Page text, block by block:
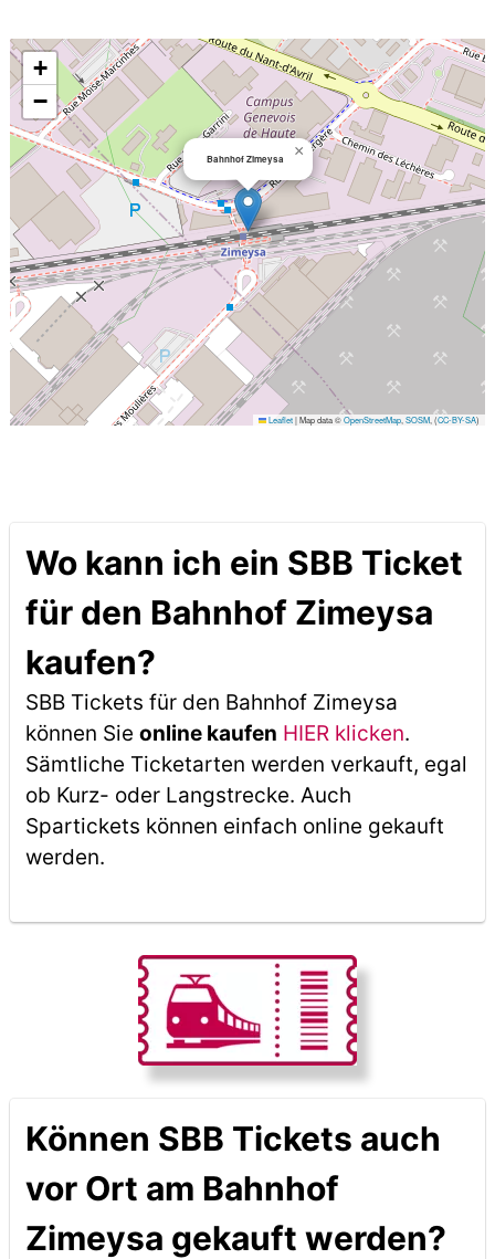
Bahnhof Zimeysa ×
+
−
Leaflet|Map data ©OpenStreetMap ,SOSM , (CC-BY-SA)
Wo kann ich ein SBB Ticket
für den Bahnhof Zimeysa
kaufen?
SBB Tickets für den Bahnhof Zimeysa
können Sie online kaufen HIER klicken.
Sämtliche Ticketarten werden verkauft, egal
ob Kurz- oder Langstrecke. Auch
Spartickets können einfach online gekauft
werden.
Können SBB Tickets auch
vor Ort am Bahnhof
Zimeysa gekauft werden?